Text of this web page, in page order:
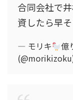
合同会社で
資したら早
— モリキ
億